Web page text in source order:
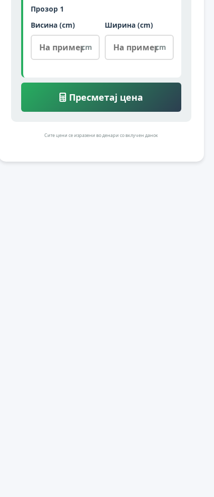
Прозор 1
Висина (cm)
cm
Ширина (cm)
cm
Пресметај цена
Сите цени се изразени во денари со вклучен данок